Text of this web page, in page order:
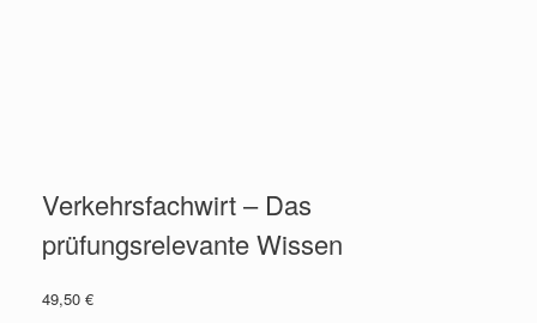
Verkehrsfachwirt – Das
prüfungsrelevante Wissen
49,50 €